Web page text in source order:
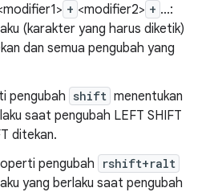
+ <modifier2> + ...:
(karakter yang harus diketik)
dan semua pengubah yang
pengubah shift menentukan
saat pengubah LEFT SHIFT
ditekan.
pengubah
rshift+ralt
yang berlaku saat pengubah